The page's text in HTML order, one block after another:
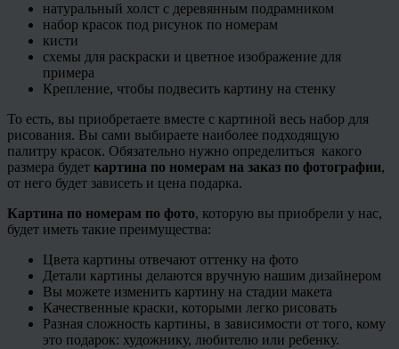
натуральный холст с деревянным подрамником
набор красок под рисунок по номерам
кисти
схемы для раскраски и цветное изображение для
примера
Крепление, чтобы подвесить картину на стенку
То есть, вы приобретаете вместе с картиной весь набор для
рисования. Вы сами выбираете наиболее подходящую
палитру красок. Обязательно нужно определиться какого
размера будет картина по номерам на заказ по фотографии,
от него будет зависеть и цена подарка.
Картина по номерам по фото, которую вы приобрели у нас,
будет иметь такие преимущества:
Цвета картины отвечают оттенку на фото
Детали картины делаются вручную нашим дизайнером
Вы можете изменить картину на стадии макета
Качественные краски, которыми легко рисовать
Разная сложность картины, в зависимости от того, кому
это подарок: художнику, любителю или ребенку.